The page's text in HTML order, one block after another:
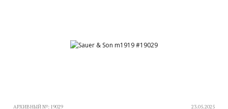
АРХИВНЫЙ №: 19029 23.05.2025